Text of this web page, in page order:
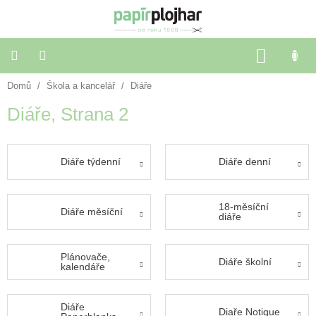
KOŠÍK
Balení
a
Škola
Domů / Škola a kancelář / Diáře
Diáře, Strana 2
Diáře týdenní Diáře denní
Diáře měsíční
18-měsíční
diáře
Plánovače,
kalendáře
Diáře školní
Diáře
Diaře Notique